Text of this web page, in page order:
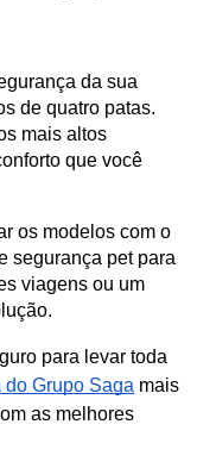
da sua
de quatro patas.
mais altos
que você
os modelos com o
segurança pet para
viagens ou um
para levar toda
Grupo Saga mais
as melhores